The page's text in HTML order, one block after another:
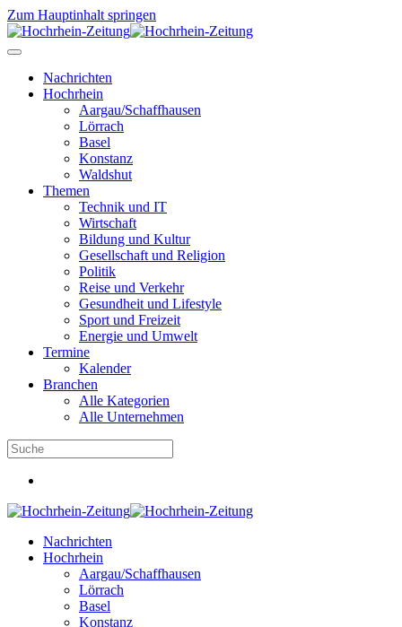
Zum Hauptinhalt springen
Nachrichten
Hochrhein
Aargau/Schaffhausen
Lörrach
Basel
Konstanz
Waldshut
Themen
Technik und IT
Wirtschaft
Bildung und Kultur
Gesellschaft und Religion
Politik
Reise und Verkehr
Gesundheit und Lifestyle
Sport und Freizeit
Energie und Umwelt
Termine
Kalender
Branchen
Alle Kategorien
Alle Unternehmen
Nachrichten
Hochrhein
Aargau/Schaffhausen
Lörrach
Basel
Konstanz